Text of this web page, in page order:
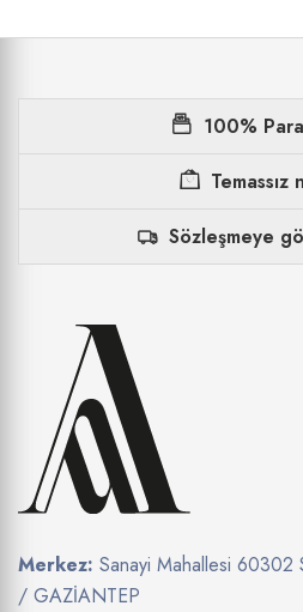
100%
Temassız
Sözleşmeye
Merkez: Sanayi Mahallesi 60302
/ GAZİANTEP